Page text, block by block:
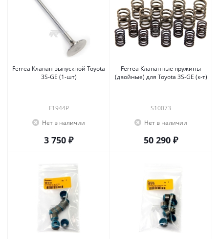
Ferrea Клапан выпускной Toyota
3S-GE (1-шт)
F1944P
Нет в наличии
3 750 ₽
Ferrea Клапанные пружины
(двойные) для Toyota 3S-GE (к-т)
S10073
Нет в наличии
50 290 ₽